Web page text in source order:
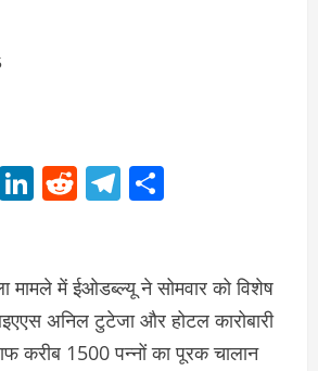
X LinkedIn
RedditTelegram
मामले में ईओडब्ल्यू ने सोमवार को विशेष
अनिल टुटेजा और होटल कारोबारी
करीब 1500 पन्नों का पूरक चालान